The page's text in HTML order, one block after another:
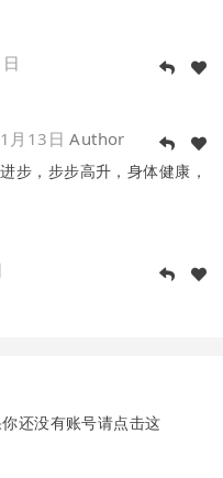
月13日 Author
步，步步高升，身体健康，
还没有账号请点击这